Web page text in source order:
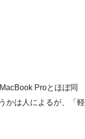
Proとほぼ同
かは人によるが、「軽